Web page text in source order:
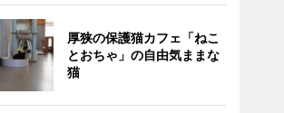
厚狭の保護猫カフェ「ねこ
とおちゃ」の自由気ままな
猫